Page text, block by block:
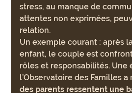
stress, au manque de
attentes non exprimées,
relation.
Un exemple courant : après
enfant, le couple est
rôles et responsabilités. Une
l’Observatoire des Familles
des parents ressentent une